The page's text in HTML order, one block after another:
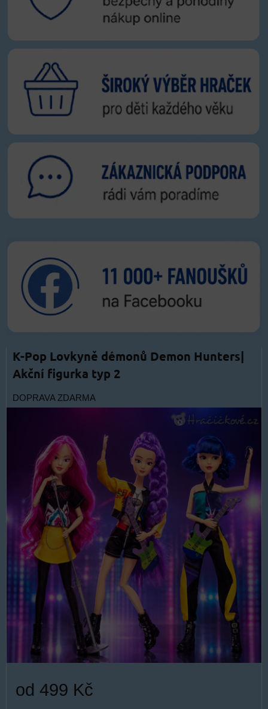
K-Pop Lovkyně démonů Demon Hunters|
Akční figurka typ 2
DOPRAVA ZDARMA
od 499 Kč